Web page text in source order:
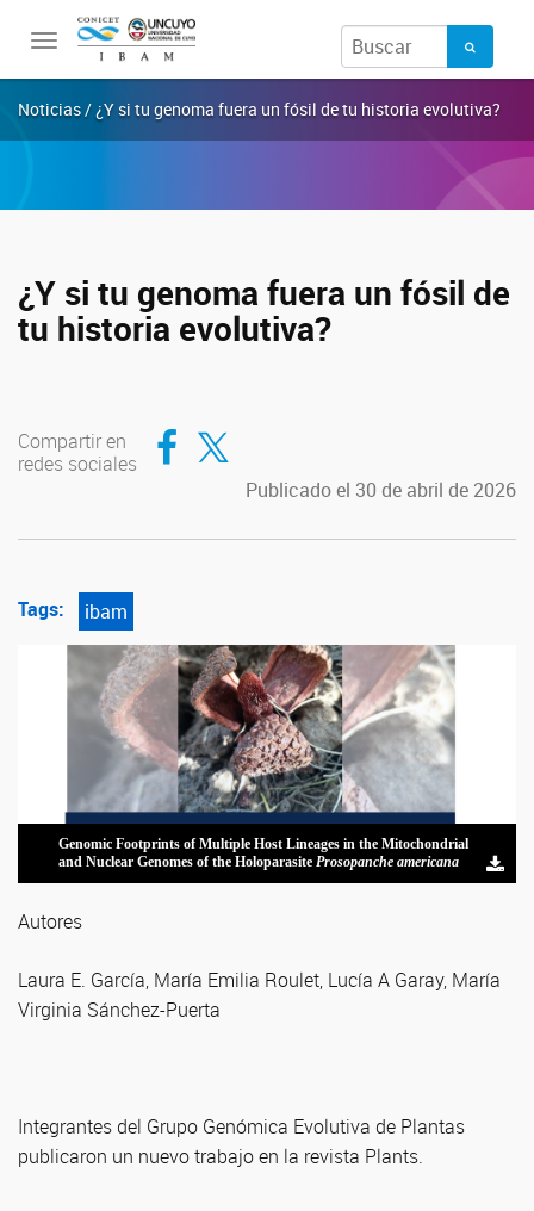
Toggle
navigation
Noticias / ¿Y si tu genoma fuera un fósil de tu historia evolutiva?
¿Y si tu genoma fuera un fósil de
tu historia evolutiva?
Compartir en
redes sociales
Compartir en Facebook
Compartir en Twitter
Publicado el 30 de abril de 2026
Tags: ibam
Genomic Footprints of Multiple Host Lineages in the Mitochondrial
and Nuclear Genomes of the Holoparasite Prosopanche americana
Autores
Laura E. García, María Emilia Roulet, Lucía A Garay, María
Virginia Sánchez-Puerta
Integrantes del Grupo Genómica Evolutiva de Plantas
publicaron un nuevo trabajo en la revista Plants.